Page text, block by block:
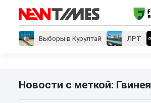
Выборы в Курултай ЛРТ
Новости с меткой: Гвинея